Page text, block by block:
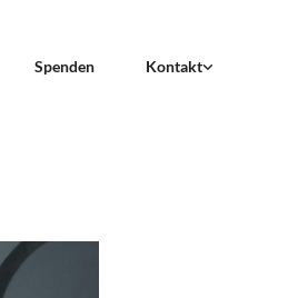
Spenden Kontakt